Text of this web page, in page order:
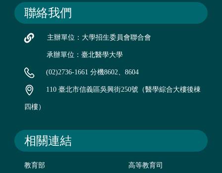
聯絡我們
主辦單位：大學招生委員會聯合會
承辦單位：臺北醫學大學
(02)2736-1661 分機8602、8604
110 臺北市信義區吳興街250號（醫學綜合大樓後棟
四樓）
相關連結
教育部 高等教育司